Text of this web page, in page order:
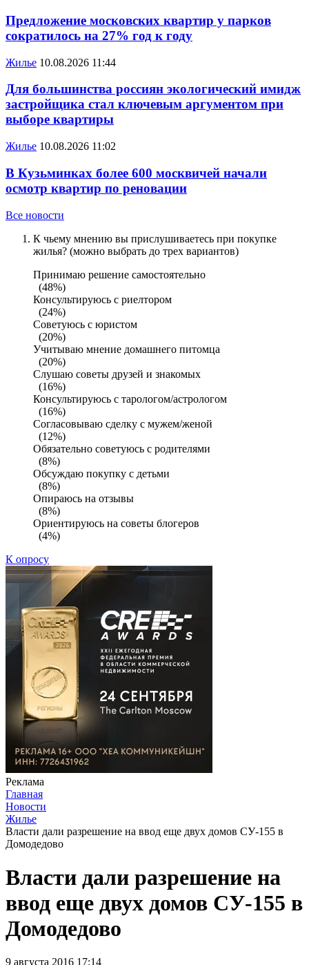
Предложение московских квартир у парков
сократилось на 27% год к году
Жилье 10.08.2026 11:44
Для большинства россиян экологический имидж
застройщика стал ключевым аргументом при
выборе квартиры
Жилье 10.08.2026 11:02
В Кузьминках более 600 москвичей начали
осмотр квартир по реновации
Все новости
К чьему мнению вы прислушиваетесь при покупке
жилья? (можно выбрать до трех вариантов)
Принимаю решение самостоятельно
(48%)
Консультируюсь с риелтором
(24%)
Советуюсь с юристом
(20%)
Учитываю мнение домашнего питомца
(20%)
Слушаю советы друзей и знакомых
(16%)
Консультируюсь с тарологом/астрологом
(16%)
Согласовываю сделку с мужем/женой
(12%)
Обязательно советуюсь с родителями
(8%)
Обсуждаю покупку с детьми
(8%)
Опираюсь на отзывы
(8%)
Ориентируюсь на советы блогеров
(4%)
К опросу
Реклама
Главная
Новости
Жилье
Власти дали разрешение на ввод еще двух домов СУ-155 в
Домодедово
Власти дали разрешение на
ввод еще двух домов СУ-155 в
Домодедово
9 августа 2016 17:14